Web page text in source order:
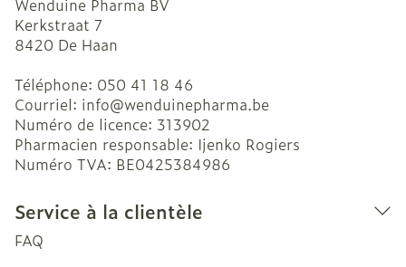
Wenduine Pharma BV
Kerkstraat 7
8420 De Haan
Téléphone: 050 41 18 46
Courriel: info@wenduinepharma.be
Numéro de licence: 313902
Pharmacien responsable: Ijenko Rogiers
Numéro TVA: BE0425384986
Service à la clientèle
FAQ